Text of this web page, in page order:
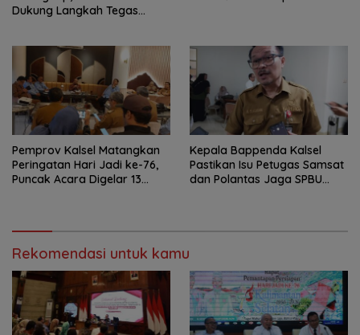
Dukung Langkah Tegas
Pemprov Kalsel Matangkan
Peringatan Hari Jadi ke-76,
Puncak Acara Digelar 13
Kepala Bappenda Kalsel
Pastikan Isu Petugas Samsat
dan Polantas Jaga SPBU
Rekomendasi untuk kamu